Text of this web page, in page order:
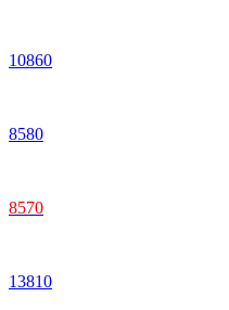
10860
8580
8570
13810